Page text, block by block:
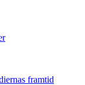
framtid